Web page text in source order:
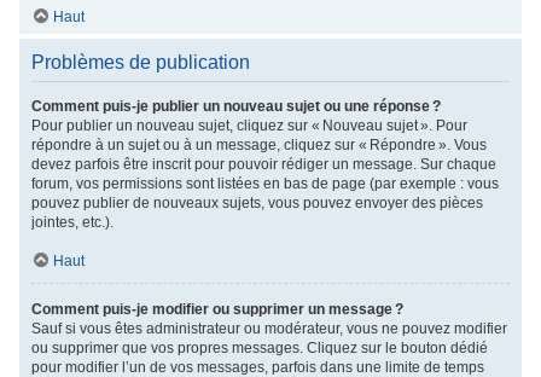
Haut
Problèmes de publication
Comment puis-je publier un nouveau sujet ou une réponse ?
Pour publier un nouveau sujet, cliquez sur « Nouveau sujet ». Pour
répondre à un sujet ou à un message, cliquez sur « Répondre ». Vous
devez parfois être inscrit pour pouvoir rédiger un message. Sur chaque
forum, vos permissions sont listées en bas de page (par exemple : vous
pouvez publier de nouveaux sujets, vous pouvez envoyer des pièces
jointes, etc.).
Haut
Comment puis-je modifier ou supprimer un message ?
Sauf si vous êtes administrateur ou modérateur, vous ne pouvez modifier
ou supprimer que vos propres messages. Cliquez sur le bouton dédié
pour modifier l’un de vos messages, parfois dans une limite de temps